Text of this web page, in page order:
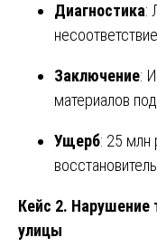
Диагностика:
Заключение:
материалов
Ущерб: 25 млн
Кейс 2. Нарушение
улицы